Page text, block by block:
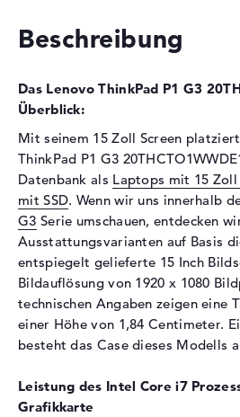
Festplatte
Optische Speicher
Laufwerks-Typ
Display
Display-Typ
15,6"
Max. Auflösung
1920 x
Auflösungstyp
Full-HD
Besonderheiten
WVA
Kartenleser
Unterstützte Flash-
SD
Audio
Beschreibung
Das Lenovo ThinkPad P1 G3
Überblick:
Mit seinem 15 Zoll Screen
ThinkPad P1 G3
Datenbank als Laptops mit 15
mit SSD. Wenn wir uns innerhalb
G3 Serie umschauen, entdecken
Ausstattungsvarianten auf Basis
entspiegelt gelieferte 15 Inch
Bildauflösung von 1920 x 1080
technischen Angaben zeigen eine
einer Höhe von 1,84 Centimeter.
besteht das Case dieses Modells
Leistung des Intel Core i7
Grafikkarte